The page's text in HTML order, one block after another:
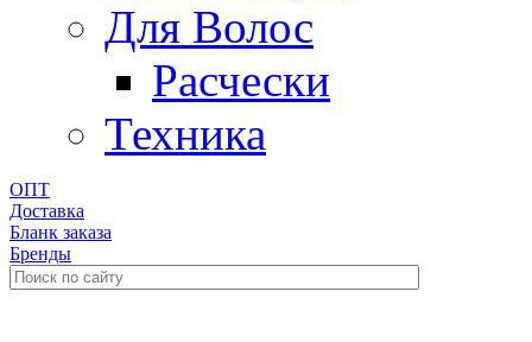
Для Волос
Расчески
Техника
ОПТ
Доставка
Бланк заказа
Бренды